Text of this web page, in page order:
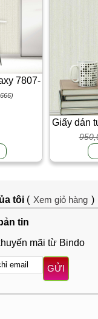
7807-
Giấy dán
tôi ( Xem giỏ hàng )
tin
mãi từ Bindo
GỬI